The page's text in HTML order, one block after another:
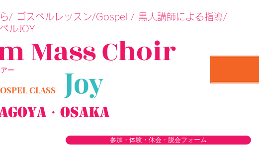
/ ゴスペルレッスン/Gospel / 黒人講師による指導/
ルJOY
Mass Choir
ー
CLASS Joy
・Osaka
参加・体験・休会・脱会フォーム